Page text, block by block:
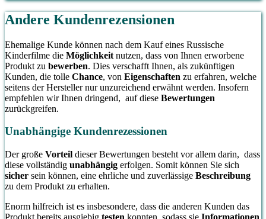
Andere Kundenrezensionen
Ehemalige Kunde können nach dem Kauf eines Russische
Kinderfilme die Möglichkeit nutzen, dass von Ihnen erworbene
Produkt zu bewerben. Dies verschafft Ihnen, als zukünftigen
Kunden, die tolle Chance, von Eigenschaften zu erfahren, welche
seitens der Hersteller nur unzureichend erwähnt werden. Insofern
empfehlen wir Ihnen dringend, auf diese Bewertungen
zurückgreifen.
Unabhängige Kundenrezessionen
Der große Vorteil dieser Bewertungen besteht vor allem darin, dass
diese vollständig unabhängig erfolgen. Somit können Sie sich
sicher sein können, eine ehrliche und zuverlässige Beschreibung
zu dem Produkt zu erhalten.
Enorm hilfreich ist es insbesondere, dass die anderen Kunden das